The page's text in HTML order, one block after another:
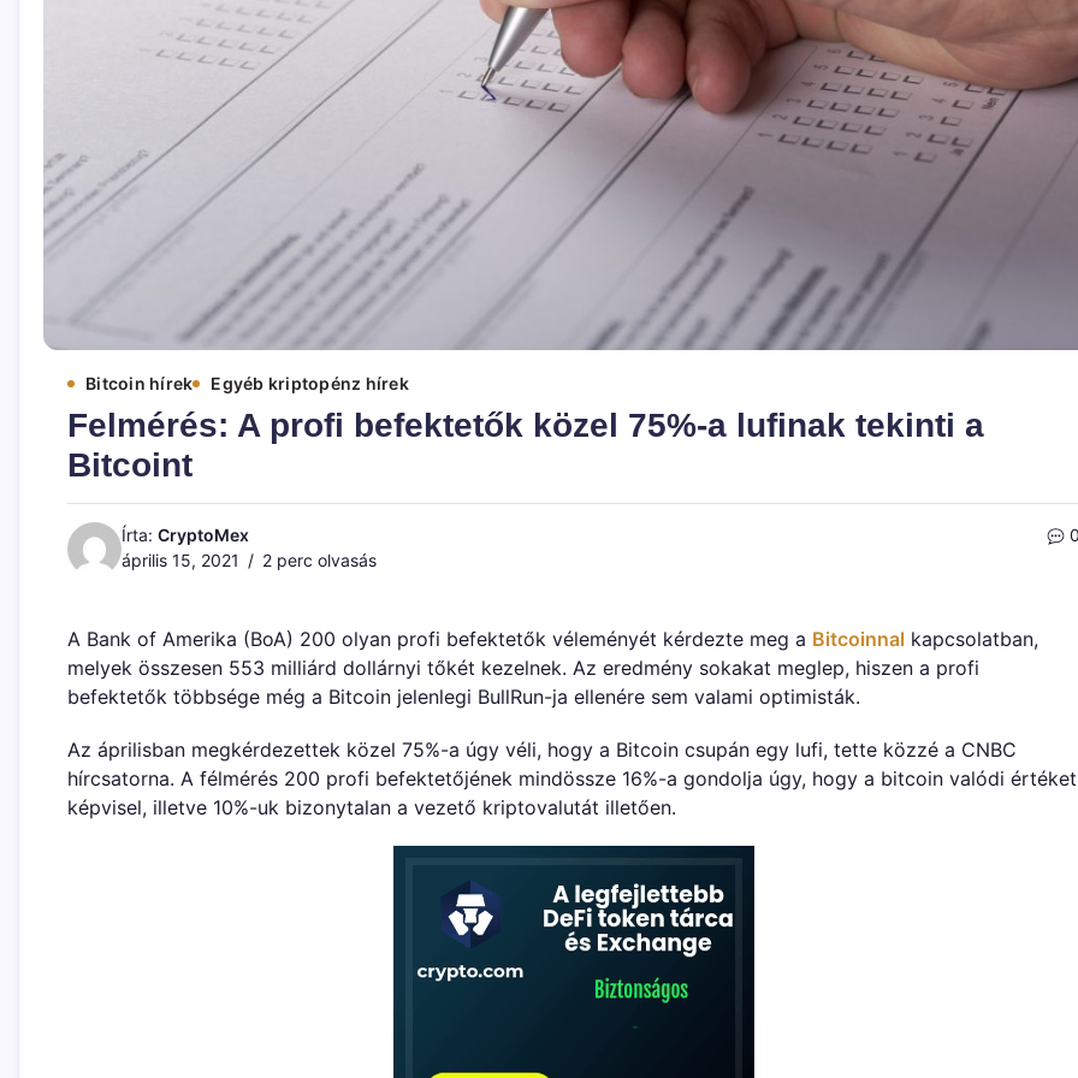
Bitcoin hírek Egyéb kriptopénz hírek
Felmérés: A profi befektetők közel 75%-a lufinak tekinti a
Bitcoint
Írta: CryptoMex
április 15, 2021
2 perc olvasás
A Bank of Amerika (BoA) 200 olyan profi befektetők véleményét kérdezte meg a Bitcoinnal kapcsolatban,
melyek összesen 553 milliárd dollárnyi tőkét kezelnek. Az eredmény sokakat meglep, hiszen a profi
befektetők többsége még a Bitcoin jelenlegi BullRun-ja ellenére sem valami optimisták.
Az áprilisban megkérdezettek közel 75%-a úgy véli, hogy a Bitcoin csupán egy lufi, tette közzé a CNBC
hírcsatorna. A félmérés 200 profi befektetőjének mindössze 16%-a gondolja úgy, hogy a bitcoin valódi értéket
képvisel, illetve 10%-uk bizonytalan a vezető kriptovalutát illetően.